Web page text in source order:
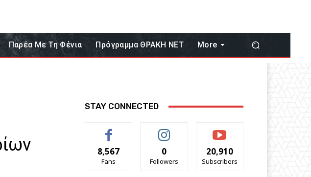
Παρέα Με Τη Φένια Πρόγραμμα ΘΡΑΚΗ ΝΕΤ More
STAY CONNECTED
8,567
Fans
0
Followers
20,910
Subscribers